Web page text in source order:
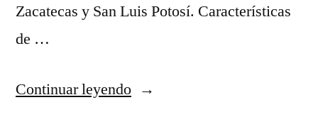
Zacatecas y San Luis Potosí. Características
de …
Continuar leyendo“Sistema